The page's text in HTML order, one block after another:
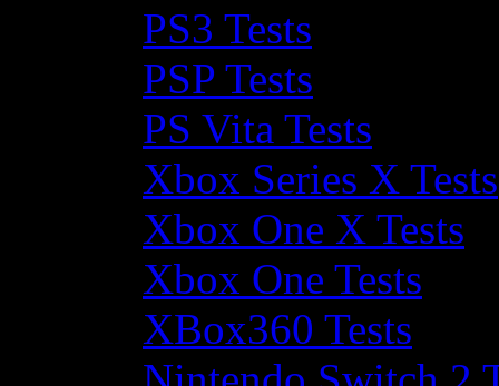
PS3 Tests
PSP Tests
PS Vita Tests
Xbox Series X Tests
Xbox One X Tests
Xbox One Tests
XBox360 Tests